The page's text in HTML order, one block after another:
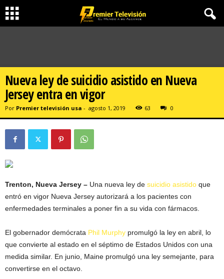
Nueva ley de suicidio asistido en Nueva
Jersey entra en vigor
Por Premier televisión usa - agosto 1, 2019 63 0
Trenton, Nueva Jersey – Una nueva ley de suicidio asistido que
entró en vigor Nueva Jersey autorizará a los pacientes con
enfermedades terminales a poner fin a su vida con fármacos.
El gobernador demócrata Phil Murphy promulgó la ley en abril, lo
que convierte al estado en el séptimo de Estados Unidos con una
medida similar. En junio, Maine promulgó una ley semejante, para
convertirse en el octavo.